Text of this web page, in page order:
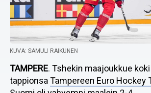
KUVA: SAMULI RAIKUNEN
TAMPERE. Tshekin maajoukkue
tappionsa Tampereen Euro Hockey